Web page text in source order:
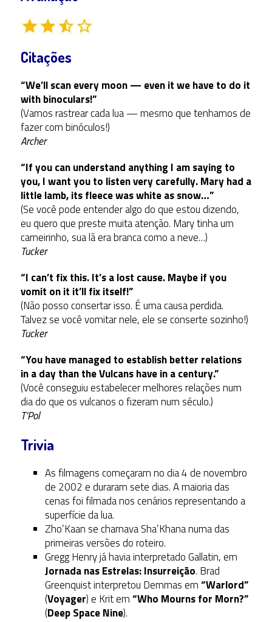
Citações
“We’ll scan every moon — even it we have to do it
with binoculars!”
(Vamos rastrear cada lua — mesmo que tenhamos de
fazer com binóculos!)
Archer
“If you can understand anything I am saying to
you, I want you to listen very carefully. Mary had a
little lamb, its fleece was white as snow…”
(Se você pode entender algo do que estou dizendo,
eu quero que preste muita atenção. Mary tinha um
carneirinho, sua lã era branca como a neve…)
Tucker
“I can’t fix this. It’s a lost cause. Maybe if you
vomit on it it’ll fix itself!”
(Não posso consertar isso. É uma causa perdida.
Talvez se você vomitar nele, ele se conserte sozinho!)
Tucker
“You have managed to establish better relations
in a day than the Vulcans have in a century.”
(Você conseguiu estabelecer melhores relações num
dia do que os vulcanos o fizeram num século.)
T’Pol
Trivia
As filmagens começaram no dia 4 de novembro
de 2002 e duraram sete dias. A maioria das
cenas foi filmada nos cenários representando a
superfície da lua.
Zho’Kaan se chamava Sha’Khana numa das
primeiras versões do roteiro.
Gregg Henry já havia interpretado Gallatin, em
Jornada nas Estrelas: Insurreição. Brad
Greenquist interpretou Demmas em“Warlord”
(Voyager) e Krit em“Who Mourns for Morn?”
(Deep Space Nine).